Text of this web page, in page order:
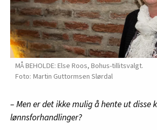
MÅ BEHOLDE: Else Roos, Bohus-tillitsvalgt.
Martin Guttormsen Slørdal
– Men er det ikke mulig å hente ut disse
lønnsforhandlinger?